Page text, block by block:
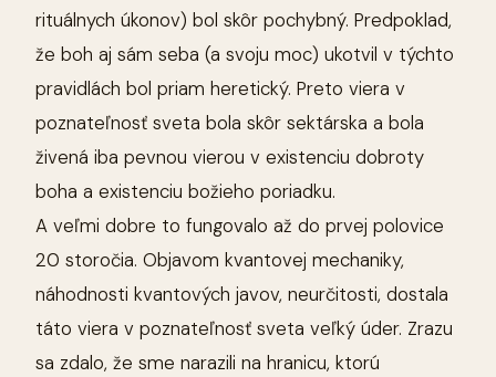
rituálnych úkonov) bol skôr pochybný. Predpoklad,
že boh aj sám seba (a svoju moc) ukotvil v týchto
pravidlách bol priam heretický. Preto viera v
poznateľnosť sveta bola skôr sektárska a bola
živená iba pevnou vierou v existenciu dobroty
boha a existenciu božieho poriadku.
A veľmi dobre to fungovalo až do prvej polovice
20 storočia. Objavom kvantovej mechaniky,
náhodnosti kvantových javov, neurčitosti, dostala
táto viera v poznateľnosť sveta veľký úder. Zrazu
sa zdalo, že sme narazili na hranicu, ktorú